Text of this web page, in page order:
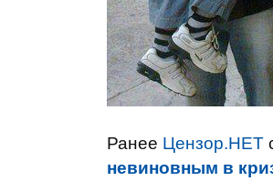
Ранее Цензор.НЕТ
невиновным в